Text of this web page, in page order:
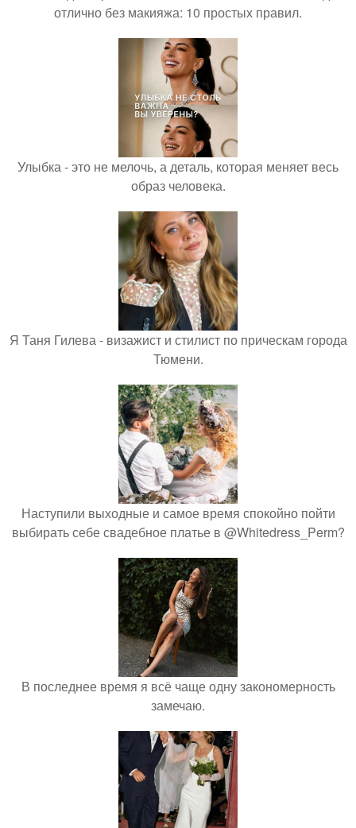
отлично без макияжа: 10 простых правил.
Улыбка - это не мелочь, а деталь, которая меняет весь
образ человека.
Я Таня Гилева - визажист и стилист по прическам города
Тюмени.
Наступили выходные и самое время спокойно пойти
выбирать себе свадебное платье в @Whitedress_Perm?
В последнее время я всё чаще одну закономерность
замечаю.